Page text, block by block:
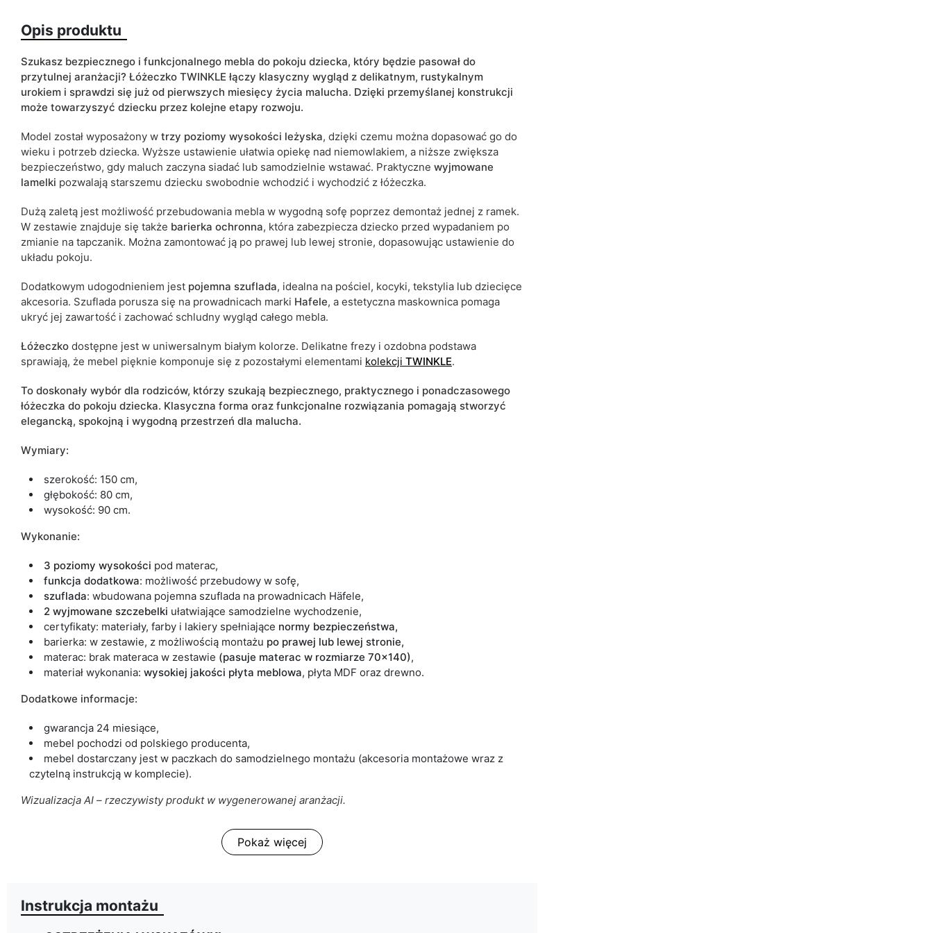
Kolorystyka
ean13 5906213921901
Termin dostawy: 17 dni roboczych
Ze względu na proces produkcyjny i właściwości materiałów, możliwe są tolerancje wymiarowe na poziomie +/- 2–3
Opis produktu
Szukasz bezpiecznego i funkcjonalnego mebla do pokoju dziecka, który będzie pasował do
przytulnej aranżacji? Łóżeczko TWINKLE łączy klasyczny wygląd z delikatnym, rustykalnym
urokiem i sprawdzi się już od pierwszych miesięcy życia malucha. Dzięki przemyślanej konstrukcji
może towarzyszyć dziecku przez kolejne etapy rozwoju.
Model został wyposażony w trzy poziomy wysokości leżyska, dzięki czemu można dopasować go do
wieku i potrzeb dziecka. Wyższe ustawienie ułatwia opiekę nad niemowlakiem, a niższe zwiększa
bezpieczeństwo, gdy maluch zaczyna siadać lub samodzielnie wstawać. Praktyczne wyjmowane
lamelki pozwalają starszemu dziecku swobodnie wchodzić i wychodzić z łóżeczka.
Dużą zaletą jest możliwość przebudowania mebla w wygodną sofę poprzez demontaż jednej z ramek.
W zestawie znajduje się także barierka ochronna, która zabezpiecza dziecko przed wypadaniem po
zmianie na tapczanik. Można zamontować ją po prawej lub lewej stronie, dopasowując ustawienie do
układu pokoju.
Dodatkowym udogodnieniem jest pojemna szuflada, idealna na pościel, kocyki, tekstylia lub dziecięce
akcesoria. Szuflada porusza się na prowadnicach marki Hafele, a estetyczna maskownica pomaga
ukryć jej zawartość i zachować schludny wygląd całego mebla.
Łóżeczko dostępne jest w uniwersalnym białym kolorze. Delikatne frezy i ozdobna podstawa
sprawiają, że mebel pięknie komponuje się z pozostałymi elementami kolekcji TWINKLE.
To doskonały wybór dla rodziców, którzy szukają bezpiecznego, praktycznego i ponadczasowego
łóżeczka do pokoju dziecka. Klasyczna forma oraz funkcjonalne rozwiązania pomagają stworzyć
elegancką, spokojną i wygodną przestrzeń dla malucha.
Wymiary:
szerokość: 150 cm,
głębokość: 80 cm,
wysokość: 90 cm.
Wykonanie:
3 poziomy wysokości pod materac,
funkcja dodatkowa: możliwość przebudowy w sofę,
szuflada: wbudowana pojemna szuflada na prowadnicach Häfele,
2 wyjmowane szczebelki ułatwiające samodzielne wychodzenie,
certyfikaty: materiały, farby i lakiery spełniające normy bezpieczeństwa,
barierka: w zestawie, z możliwością montażu po prawej lub lewej stronie,
materac: brak materaca w zestawie (pasuje materac w rozmiarze 70x140),
materiał wykonania: wysokiej jakości płyta meblowa, płyta MDF oraz drewno.
Dodatkowe informacje:
gwarancja 24 miesiące,
mebel pochodzi od polskiego producenta,
mebel dostarczany jest w paczkach do samodzielnego montażu (akcesoria montażowe wraz z
czytelną instrukcją w komplecie).
Wizualizacja AI – rzeczywisty produkt w wygenerowanej aranżacji.
Pokaż więcej
Instrukcja montażu